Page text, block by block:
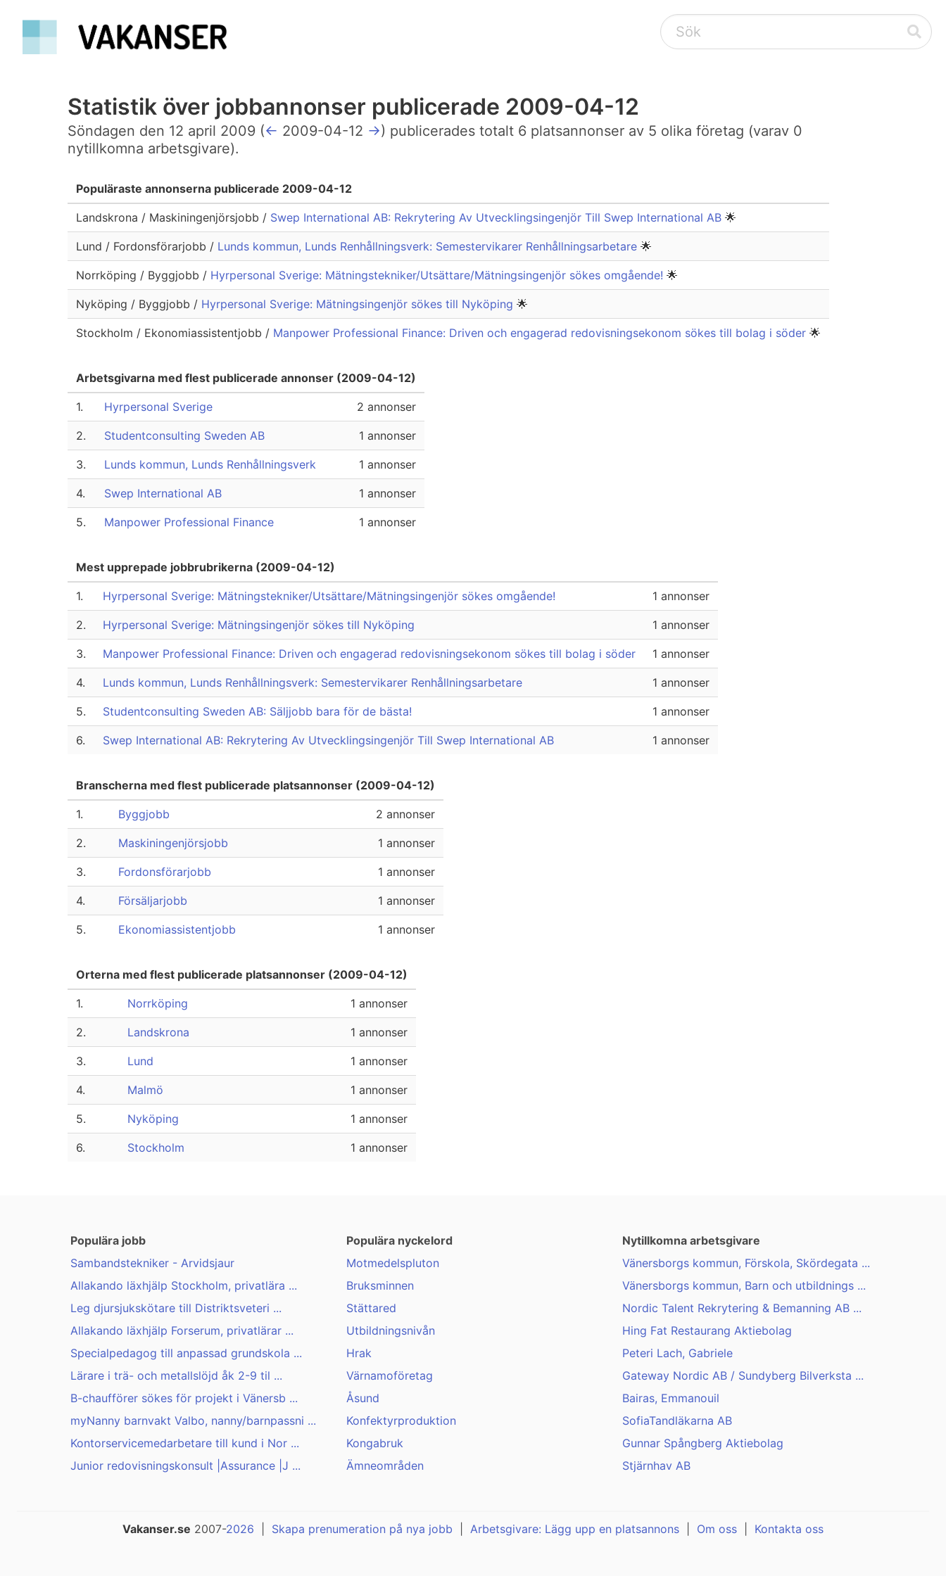
Statistik över jobbannonser publicerade 2009-04-12
Söndagen den 12 april 2009 (← 2009-04-12 →) publicerades totalt 6 platsannonser av 5 olika företag (varav 0
nytillkomna arbetsgivare).
Populäraste annonserna publicerade 2009-04-12
Landskrona / Maskiningenjörsjobb / Swep International AB: Rekrytering Av Utvecklingsingenjör Till Swep International AB 🌟
Lund / Fordonsförarjobb / Lunds kommun, Lunds Renhållningsverk: Semestervikarer Renhållningsarbetare 🌟
Norrköping / Byggjobb / Hyrpersonal Sverige: Mätningstekniker/Utsättare/Mätningsingenjör sökes omgående! 🌟
Nyköping / Byggjobb / Hyrpersonal Sverige: Mätningsingenjör sökes till Nyköping 🌟
Stockholm / Ekonomiassistentjobb / Manpower Professional Finance: Driven och engagerad redovisningsekonom sökes till bolag i söder 🌟
Arbetsgivarna med flest publicerade annonser (2009-04-12)
1. Hyrpersonal Sverige 2 annonser
2. Studentconsulting Sweden AB 1 annonser
3. Lunds kommun, Lunds Renhållningsverk 1 annonser
4. Swep International AB 1 annonser
5. Manpower Professional Finance 1 annonser
Mest upprepade jobbrubrikerna (2009-04-12)
1. Hyrpersonal Sverige: Mätningstekniker/Utsättare/Mätningsingenjör sökes omgående! 1 annonser
2. Hyrpersonal Sverige: Mätningsingenjör sökes till Nyköping 1 annonser
3. Manpower Professional Finance: Driven och engagerad redovisningsekonom sökes till bolag i söder 1 annonser
4. Lunds kommun, Lunds Renhållningsverk: Semestervikarer Renhållningsarbetare 1 annonser
5. Studentconsulting Sweden AB: Säljjobb bara för de bästa! 1 annonser
6. Swep International AB: Rekrytering Av Utvecklingsingenjör Till Swep International AB 1 annonser
Branscherna med flest publicerade platsannonser (2009-04-12)
1. Byggjobb 2 annonser
2. Maskiningenjörsjobb 1 annonser
3. Fordonsförarjobb 1 annonser
4. Försäljarjobb 1 annonser
5. Ekonomiassistentjobb 1 annonser
Orterna med flest publicerade platsannonser (2009-04-12)
1. Norrköping 1 annonser
2. Landskrona 1 annonser
3. Lund 1 annonser
4. Malmö 1 annonser
5. Nyköping 1 annonser
6. Stockholm 1 annonser
Populära jobb
Sambandstekniker - Arvidsjaur
Allakando läxhjälp Stockholm, privatlära ...
Leg djursjukskötare till Distriktsveteri ...
Allakando läxhjälp Forserum, privatlärar ...
Specialpedagog till anpassad grundskola ...
Lärare i trä- och metallslöjd åk 2-9 til ...
B-chaufförer sökes för projekt i Vänersb ...
myNanny barnvakt Valbo, nanny/barnpassni ...
Kontorservicemedarbetare till kund i Nor ...
Junior redovisningskonsult |Assurance |J ...
Populära nyckelord
Motmedelspluton
Bruksminnen
Stättared
Utbildningsnivån
Hrak
Värnamoföretag
Åsund
Konfektyrproduktion
Kongabruk
Ämneområden
Nytillkomna arbetsgivare
Vänersborgs kommun, Förskola, Skördegata ...
Vänersborgs kommun, Barn och utbildnings ...
Nordic Talent Rekrytering & Bemanning AB ...
Hing Fat Restaurang Aktiebolag
Peteri Lach, Gabriele
Gateway Nordic AB / Sundyberg Bilverksta ...
Bairas, Emmanouil
SofiaTandläkarna AB
Gunnar Spångberg Aktiebolag
Stjärnhav AB
Vakanser.se 2007-2026 Skapa prenumeration på nya jobb Arbetsgivare: Lägg upp en platsannons Om oss Kontakta oss